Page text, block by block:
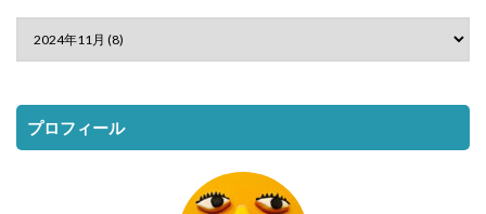
プロフィール